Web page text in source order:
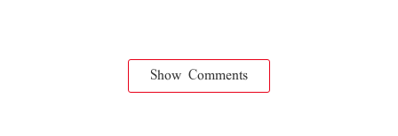
Show Comments